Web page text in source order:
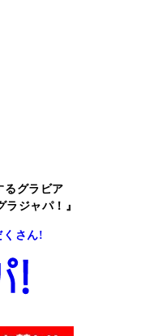
るグラビア
ジャパ！』
くさん!